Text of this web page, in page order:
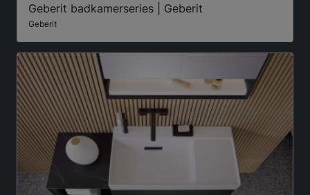
Geberit badkamerseries | Geberit
Geberit